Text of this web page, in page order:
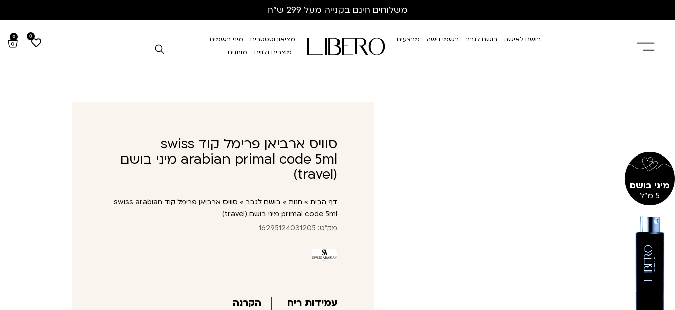
משלוחים חינם בקנייה מעל 299 ש”ח
בושם לאישה בושם לגבר בשמי נישה מבצעים מציאון וטסטרים
מיני בשמים
מוצרים נלווים
מותגים
0
0
מיני בושם
5 מ"ל
סוויס ארביאן פרימל קוד swiss
arabian primal code 5ml מיני בושם
(travel)
דף הבית » חנות » בושם לגבר »
סוויס ארביאן פרימל קוד swiss arabian
primal code 5ml מיני בושם (travel)
מק"ט: 16295124031205
עמידות ריח הקרנה